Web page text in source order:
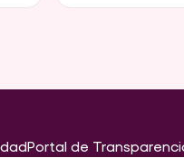
Portal de